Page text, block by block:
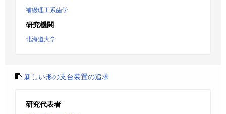
補綴理工系歯学
研究機関
北海道大学
新しい形の支台装置の追求
研究代表者